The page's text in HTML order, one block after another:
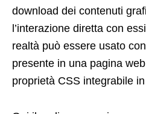
download dei contenuti
l’interazione diretta con
realtà può essere usato
presente in una pagina
proprietà CSS integrabile